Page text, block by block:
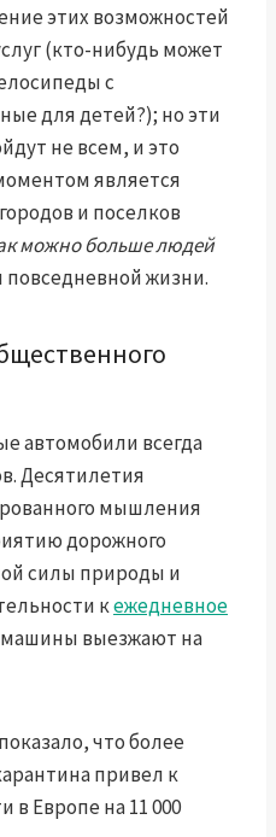
этих возможностей
(кто-нибудь может
с
для детей?); но эти
не всем, и это
является
и поселков
можно больше людей
жизни.
автомобили всегда
Десятилетия
мышления
дорожного
силы природы и
кежедневное
выезжают на
что более
привел к
Европе на 11 000